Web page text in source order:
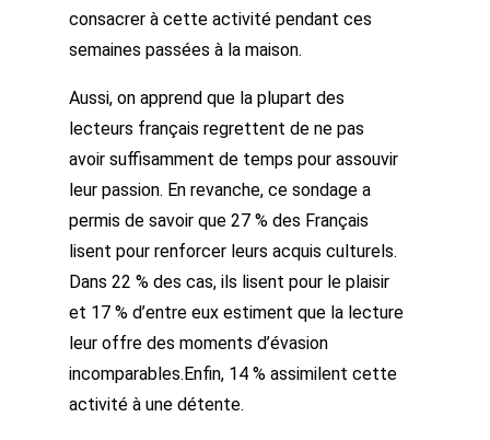
consacrer à cette activité pendant ces
semaines passées à la maison.
Aussi, on apprend que la plupart des
lecteurs français regrettent de ne pas
avoir suffisamment de temps pour assouvir
leur passion. En revanche, ce sondage a
permis de savoir que 27 % des Français
lisent pour renforcer leurs acquis culturels.
Dans 22 % des cas, ils lisent pour le plaisir
et 17 % d’entre eux estiment que la lecture
leur offre des moments d’évasion
incomparables.Enfin, 14 % assimilent cette
activité à une détente.